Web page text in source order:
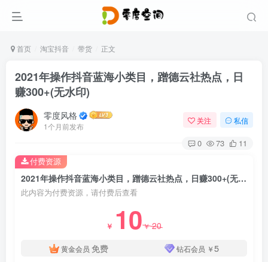
首页 淘宝抖音 带货 正文
2021年操作抖音蓝海小类目，蹭德云社热点，日
赚300+(无水印)
零度风格
1个月前发布
关注 私信
0 73 11
2021年操作抖音蓝海小类目，蹭德云社热点，日赚300+(无水印)
此内容为付费资源，请付费后查看
￥ 10￥20
黄金会员 免费 钻石会员 ￥5
付费资源